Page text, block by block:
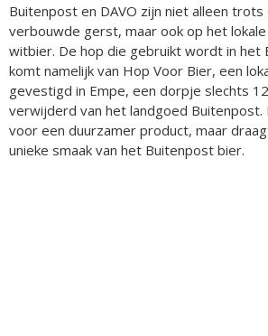
Buitenpost en DAVO zijn niet alleen trots
verbouwde gerst, maar ook op het
witbier. De hop die gebruikt wordt in het
komt namelijk van Hop Voor Bier, een
gevestigd in Empe, een dorpje slechts
verwijderd van het landgoed
voor een duurzamer product, maar
unieke smaak van het Buitenpost bier.